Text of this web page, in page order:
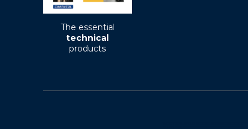
The essential
technical
products